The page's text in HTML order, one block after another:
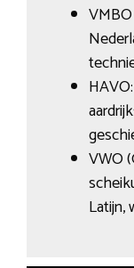
VWO
Latijn,